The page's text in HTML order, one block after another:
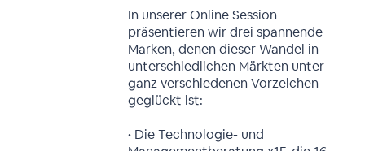
In unserer Online Session
präsentieren wir drei spannende
Marken, denen dieser Wandel in
unterschiedlichen Märkten unter
ganz verschiedenen Vorzeichen
geglückt ist:
• Die Technologie- und